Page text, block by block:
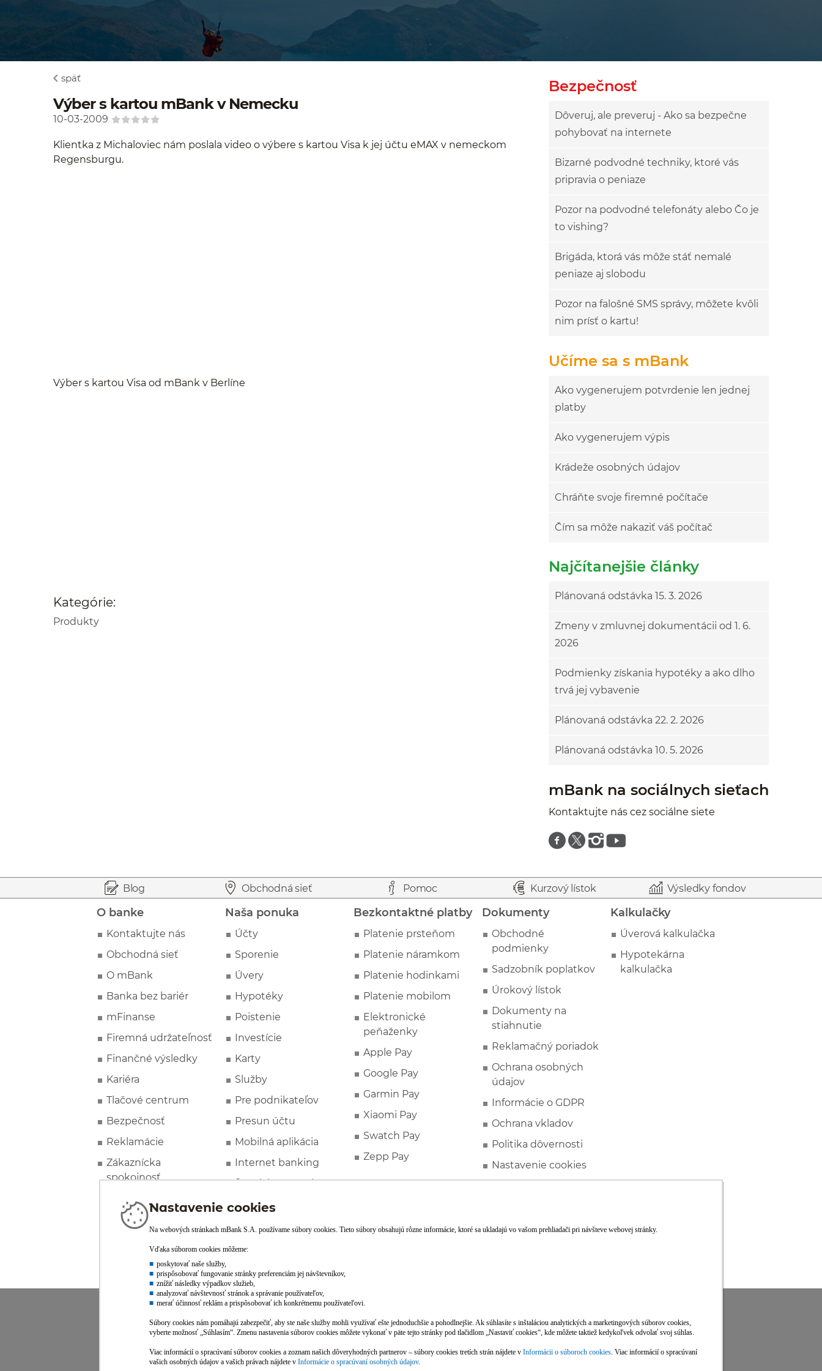
späť
Výber s kartou mBank v Nemecku
10-03-2009
Klientka z Michaloviec nám poslala video o výbere s kartou Visa k jej účtu eMAX v nemeckom
Regensburgu.
Výber s kartou Visa od mBank v Berlíne
Kategórie:
Produkty
Bezpečnosť
Dôveruj, ale preveruj - Ako sa bezpečne
pohybovať na internete
Bizarné podvodné techniky, ktoré vás
pripravia o peniaze
Pozor na podvodné telefonáty alebo Čo je
to vishing?
Brigáda, ktorá vás môže stáť nemalé
peniaze aj slobodu
Pozor na falošné SMS správy, môžete kvôli
nim prísť o kartu!
Učíme sa s mBank
Ako vygenerujem potvrdenie len jednej
platby
Ako vygenerujem výpis
Krádeže osobných údajov
Chráňte svoje firemné počítače
Čím sa môže nakaziť váš počítač
Najčítanejšie články
Plánovaná odstávka 15. 3. 2026
Zmeny v zmluvnej dokumentácii od 1. 6.
2026
Podmienky získania hypotéky a ako dlho
trvá jej vybavenie
Plánovaná odstávka 22. 2. 2026
Plánovaná odstávka 10. 5. 2026
mBank na sociálnych sieťach
Kontaktujte nás cez sociálne siete
Znajdź nas na facebooku
Znajdź nas na twitterze
Znajdź nas na instagramie
Znajdź nas na youtube
Blog Obchodná sieť Pomoc Kurzový lístok Výsledky fondov
O banke
Kontaktujte nás
Obchodná sieť
O mBank
Banka bez bariér
mFinanse
Firemná udržateľnosť
Finančné výsledky
Kariéra
Tlačové centrum
Bezpečnosť
Reklamácie
Zákaznícka
spokojnosť
Naša ponuka
Účty
Sporenie
Úvery
Hypotéky
Poistenie
Investície
Karty
Služby
Pre podnikateľov
Presun účtu
Mobilná aplikácia
Internet banking
Špeciálne ponuky
Bezkontaktné platby
Platenie prsteňom
Platenie náramkom
Platenie hodinkami
Platenie mobilom
Elektronické
peňaženky
Apple Pay
Google Pay
Garmin Pay
Xiaomi Pay
Swatch Pay
Zepp Pay
Dokumenty
Obchodné
podmienky
Sadzobník poplatkov
Úrokový lístok
Dokumenty na
stiahnutie
Reklamačný poriadok
Ochrana osobných
údajov
Informácie o GDPR
Ochrana vkladov
Politika dôvernosti
Nastavenie cookies
Kalkulačky
Úverová kalkulačka
Hypotekárna
kalkulačka
Viac informácií